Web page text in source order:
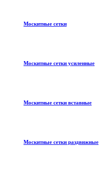
Москитные сетки
Москитные сетки усиленные
Москитные сетки вставные
Москитные сетки раздвижные